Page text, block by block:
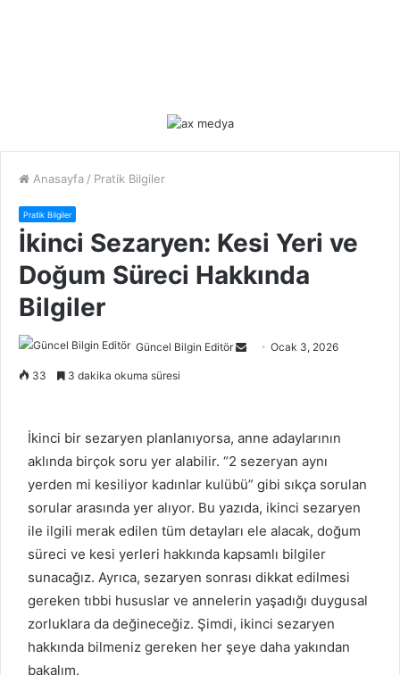
Anasayfa / Pratik Bilgiler
Pratik Bilgiler
İkinci Sezaryen: Kesi Yeri ve
Doğum Süreci Hakkında
Bilgiler
Güncel Bilgin Editör
a
l
Ocak 3, 2026
33 3 dakika okuma süresi
İkinci bir sezaryen planlanıyorsa, anne adaylarının
aklında birçok soru yer alabilir. “2 sezeryan aynı
yerden mi kesiliyor kadınlar kulübü” gibi sıkça sorulan
sorular arasında yer alıyor. Bu yazıda, ikinci sezaryen
ile ilgili merak edilen tüm detayları ele alacak, doğum
süreci ve kesi yerleri hakkında kapsamlı bilgiler
sunacağız. Ayrıca, sezaryen sonrası dikkat edilmesi
gereken tıbbi hususlar ve annelerin yaşadığı duygusal
zorluklara da değineceğiz. Şimdi, ikinci sezaryen
hakkında bilmeniz gereken her şeye daha yakından
bakalım.